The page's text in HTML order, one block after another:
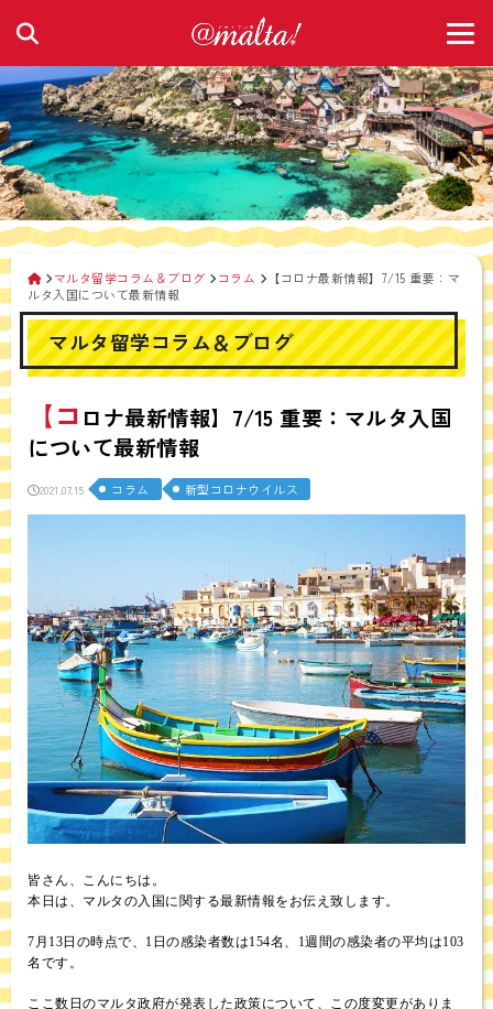
マルタ留学コラム＆ブログ コラム
【コロナ最新情報】7/15 重要：マ
ルタ入国について最新情報
マルタ留学コラム＆ブログ
【コ ロナ最新情報】7/15 重要：マルタ入国
について最新情報
2021.07.15 コラム 新型コロナウイルス
皆さん、こんにちは。
本日は、マルタの入国に関する最新情報をお伝え致します。
7月13日の時点で、1日の感染者数は154名、1週間の感染者の平均は103
名です。
ここ数日のマルタ政府が発表した政策について、この度変更がありま